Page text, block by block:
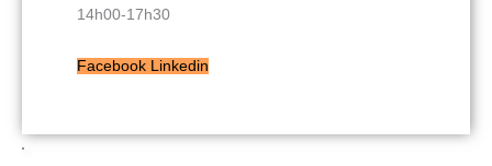
14h00-17h30
Facebook Linkedin